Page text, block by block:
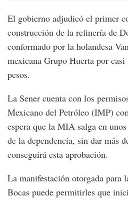
El gobierno adjudicó el primer
construcción de la refinería de
conformado por la holandesa
mexicana Grupo Huerta por
pesos.
La Sener cuenta con los
Mexicano del Petróleo (IMP)
espera que la MIA salga en
de la dependencia, sin dar más
conseguirá esta aprobación.
La manifestación otorgada para
Bocas puede permitirles que